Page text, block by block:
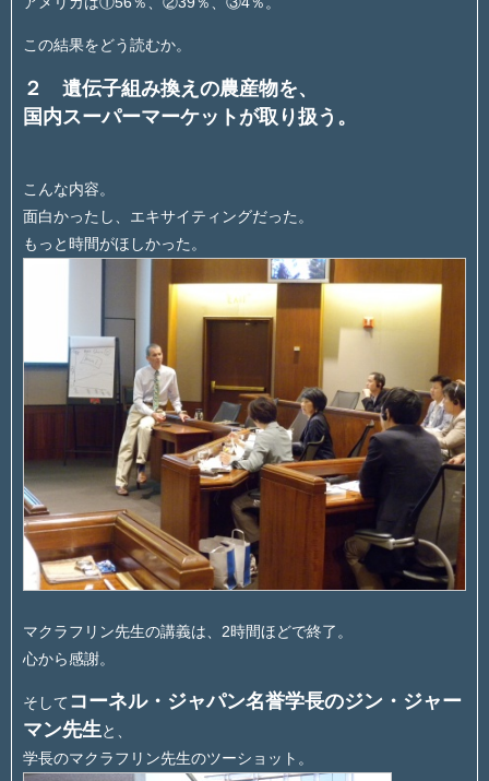
この結果をどう読むか。
２ 遺伝子組み換えの農産物を、
国内スーパーマーケットが取り扱う。
こんな内容。
面白かったし、エキサイティングだった。
もっと時間がほしかった。
マクラフリン先生の講義は、2時間ほどで終了。
心から感謝。
そして コーネル・ジャパン名誉学長のジン・ジャー
マン先生と、
学長のマクラフリン先生のツーショット。